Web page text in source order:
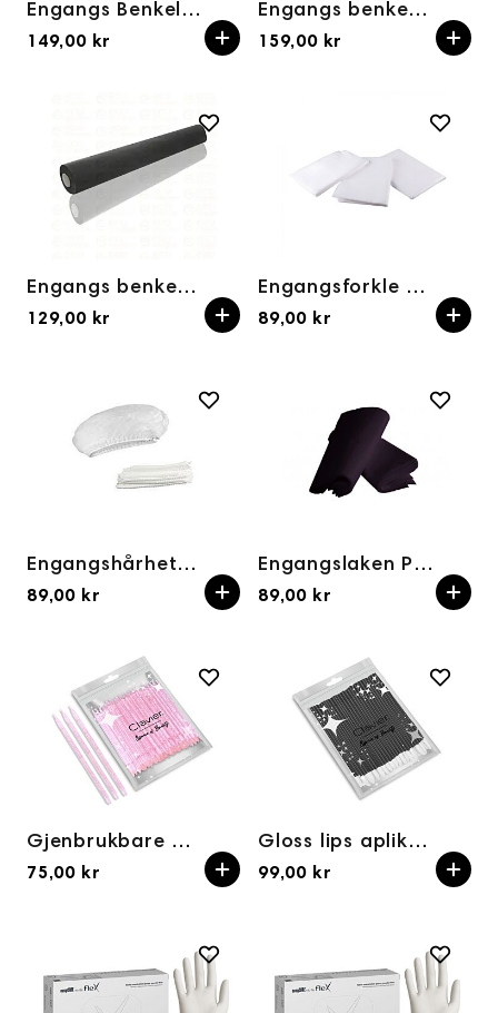
Engangs Benkelaken ECONOMIC 50 cm x 50 m Nonwoven Rull (hvit)
149,00 kr
Engangs benkepapir i nonwoven ECONOMIC SOFT 80 cm × 50 m (hvit)
159,00 kr
Engangs benkepapir i nonwoven ECONOMIC SOFT 80 cm × 50 m (svart)
129,00 kr
Engangsforkle 50 stk (Beskyttelsesforkle)
89,00 kr
Engangshårhetter til ansiktspleie 100STK
89,00 kr
Engangslaken PP Nonwoven – Sort 215x100 cm 10 stk
89,00 kr
Gjenbrukbare pinner for manikyr neglebånd 50 stk
75,00 kr
Gloss lips aplikatorer SVART 50pcs
99,00 kr